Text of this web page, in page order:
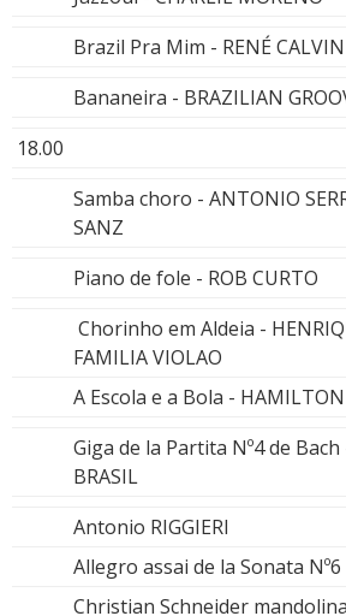
Brazil Pra Mim - RENÉ CALVIN
Bananeira - BRAZILIAN
18.00
Samba choro - ANTONIO
SANZ
Piano de fole - ROB CURTO
Chorinho em Aldeia -
FAMILIA VIOLAO
A Escola e a Bola -
Giga de la Partita Nº4 de Bach
BRASIL
Antonio RIGGIERI
Allegro assai de la Sonata
Christian Schneider